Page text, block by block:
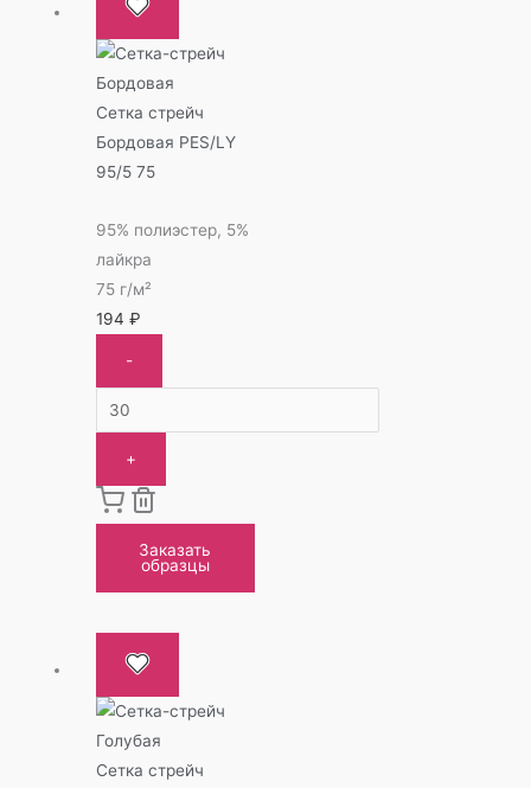
Сетка стрейч
Бордовая PES/LY
95/5 75
95% полиэстер, 5%
лайкра
75 г/м²
194₽
-
+
Заказать
образцы
Сетка стрейч